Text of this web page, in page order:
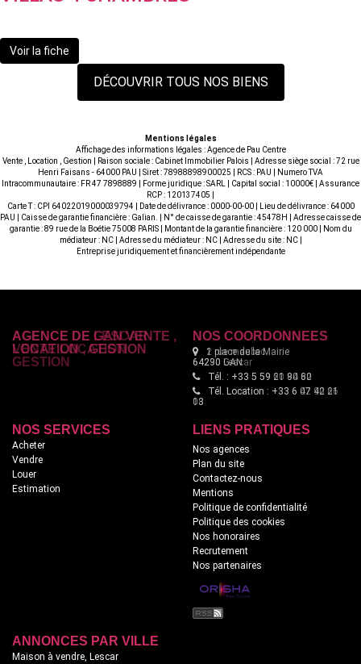
Voir la fiche
DÉCOUVRIR TOUS NOS BIENS
Mentions légales
Affichage des informations légales : Agence de Pau Centre
Vente , Location , Gestion | Raison sociale : Cabinet Immobilier Palois | Adresse siège social : 72 rue
Henri Faisans - 64000 PAU | Siret : 78988898900025 | RCS : PAU | Numero TVA
Intracommunautaire : FR 47 7898889 | Forme juridique : SARL | Capital social : 10000€ | Assurance
RCP : 120137405 |
Carte T : CPI 64022019000039794 | Date de délivrance : 0000-00-00 | Lieu de délivrance : 64000
PAU | Caisse de garantie financière : Galian. | N° de caisse de garantie : 45478H | Adresse caisse de
garantie : 89 rue de la Boétie 75008 PARIS | Montant de la garantie financière : 120 000 | Nom du
médiateur : NC | Adresse du médiateur : NC | Adresse du site : NC |
Entreprise juridiquement et financièrement indépendante
AGENCE DE LESCAR
VENTE LOCATION
GESTION
NOS COORDONNÉES
2 rue maubec
64230 Lescar
Tél. : +33 5 59 60 94 62
Tél. Location : +33 6 42 90 66
18
NOS SERVICES
Acheter
Vendre
Louer
Estimation
LIENS PRATIQUES
Nos agences
Plan du site
Contactez-nous
Mentions
Politique de confidentialité
Politique des cookies
Nos honoraires
Recrutement
Nos partenaires
ANNONCES PAR VILLE
Maison à vendre, Lescar